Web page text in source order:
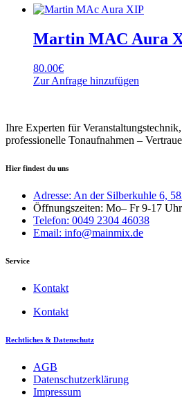
Martin MAC Aura
80.00€
Zur Anfrage hinzufügen
Ihre Experten für
professionelle Tonaufnahmen –
Hier findest du uns
Adresse: An der Silberkuhle 6,
Öffnungszeiten: Mo– Fr 9-17 Uhr
Telefon: 0049 2304 46038
Email: info@mainmix.de
Service
Kontakt
Kontakt
Rechtliches & Datenschutz
AGB
Datenschutzerklärung
Impressum